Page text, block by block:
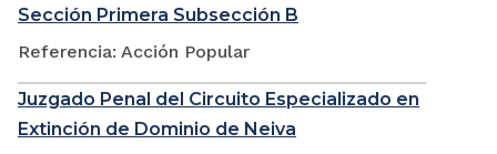
Sección Primera Subsección B
Referencia: Acción Popular
Juzgado Penal del Circuito Especializado en
Extinción de Dominio de Neiva